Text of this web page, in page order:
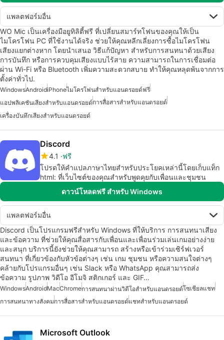
แพลตฟอร์มอื่น
WO Mic เป็นเครื่องมือยูทิลิตี้ฟรี ที่เปลี่ยนสมาร์ทโฟนของคุณให้เป็น
ไมโครโฟน PC ที่ใช้งานได้จริง ช่วยให้คุณหลีกเลี่ยงการซื้อไมโครโฟน
เสียงแยกต่างหาก โดยนำเสนอ วิธีแก้ปัญหา สำหรับการสนทนาด้วยเสียง
การบันทึก หรือการควบคุมเสียงแบบไร้สาย ความสามารถในการเชื่อมต่อ
ผ่าน Wi-Fi หรือ Bluetooth เพิ่มความสะดวกสบาย ทำให้คุณหลุดพ้นจากการ
ตั้งค่าทั่วไป.
WindowsAndroidiPhoneไมโครโฟนสำหรับแอนดรอยด์ฟรี
แอปพลิเคชันเสียงสำหรับแอนดรอยด์การสื่อสารสำหรับแอนดรอยด์
เครื่องบันทึกเสียงสำหรับแอนดรอยด์
Discord
4.1
ฟรี
โปรดให้คำแปลภาษาไทยสำหรับประโยคเหล่านี้โดยเก็บแท็ก
html: ที่เว็บไซต์ของคุณสำหรับพูดคุยกับเพื่อนและชุมชน
ดาวน์โหลดฟรี สำหรับ Windows
แพลตฟอร์มอื่น
Discord เป็นโปรแกรมฟรีสำหรับ Windows ที่ให้บริการ การสนทนาเสียง
และข้อความ ที่ช่วยให้คุณสื่อสารกับเพื่อนและเพื่อนร่วมเล่นเกมอย่างง่าย
และสนุก บริการนี้ยังช่วยให้คุณสามารถ สร้างหรือเข้าร่วมเซิร์ฟเวอร์
สนทนา ที่เกี่ยวข้องกับหัวข้อต่างๆ เช่น เกม ชุมชน หรือความสนใจต่างๆ
คล้ายกับโปรแกรมอื่นๆ เช่น Slack หรือ WhatsApp คุณสามารถส่ง
ข้อความ รูปภาพ วิดีโอ อีโมจิ สติกเกอร์ และ GIF…
WindowsAndroidMacChromeการสนทนาผ่านวิดีโอสำหรับแอนดรอยด์โซเชียลแชท
การสนทนาทางสังคมการสื่อสารสำหรับแอนดรอยด์แชทสำหรับแอนดรอยด์
Microsoft Outlook